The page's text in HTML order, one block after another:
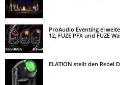
ProAudio Eventing
12, FUZE PFX und FUZE
ELATION stellt den Rebel